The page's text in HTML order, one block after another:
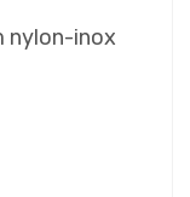
nylon-inox